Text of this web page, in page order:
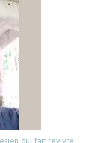
qui fait revivre